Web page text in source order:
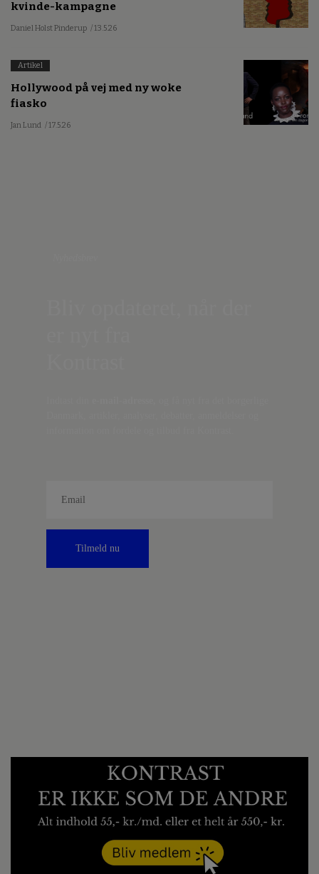
kvinde-kampagne
Daniel Holst Pinderup / 13.5.26
Artikel
Hollywood på vej med ny woke
fiasko
Jan Lund / 17.5.26
Tilmeld nu